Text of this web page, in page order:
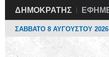
ΔΗΜΟΚΡΑΤΗΣ
ΣΑΒΒΑΤΟ 8 ΑΥΓΟΥΣΤΟΥ 2026